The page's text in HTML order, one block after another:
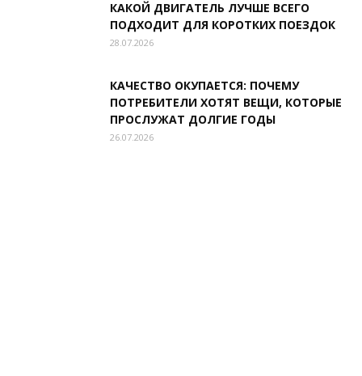
КАКОЙ ДВИГАТЕЛЬ ЛУЧШЕ ВСЕГО
ПОДХОДИТ ДЛЯ КОРОТКИХ ПОЕЗДОК
28.07.2026
КАЧЕСТВО ОКУПАЕТСЯ: ПОЧЕМУ
ПОТРЕБИТЕЛИ ХОТЯТ ВЕЩИ, КОТОРЫЕ
ПРОСЛУЖАТ ДОЛГИЕ ГОДЫ
26.07.2026